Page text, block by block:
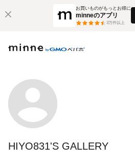
お買いものがもっとお得に
minneのアプリ
3万件以上
HIYO831'S GALLERY